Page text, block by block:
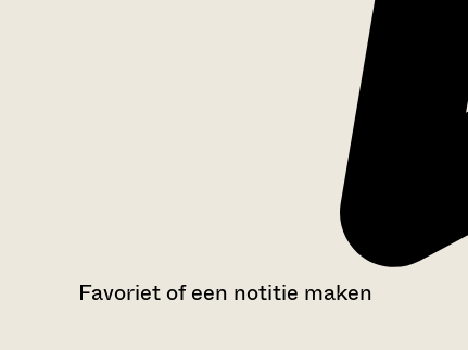
Favoriet of een notitie maken